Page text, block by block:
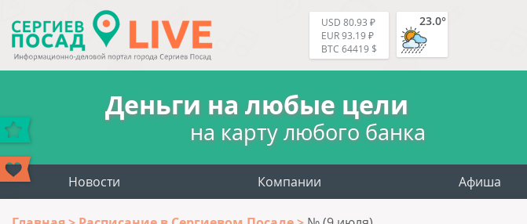
USD 80.93 ₽
EUR 93.19 ₽
BTC 64419 $
23.0°
Деньги на любые цели
на карту любого банка
Новости Компании Афиша